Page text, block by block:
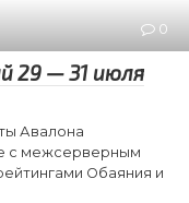
0
29 — 31 июля
Авалона
с межсерверным
Обаяния и